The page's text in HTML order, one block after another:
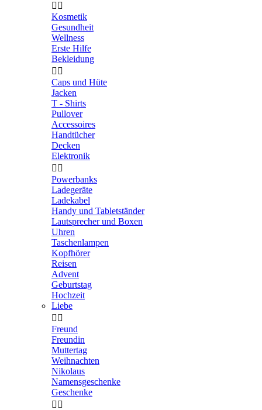
 
Kosmetik
Gesundheit
Wellness
Erste Hilfe
Bekleidung
 
Caps und Hüte
Jacken
T - Shirts
Pullover
Accessoires
Handtücher
Decken
Elektronik
 
Powerbanks
Ladegeräte
Ladekabel
Handy und Tabletständer
Lautsprecher und Boxen
Uhren
Taschenlampen
Kopfhörer
Reisen
Advent
Geburtstag
Hochzeit
Liebe
 
Freund
Freundin
Muttertag
Weihnachten
Nikolaus
Namensgeschenke
Geschenke
 